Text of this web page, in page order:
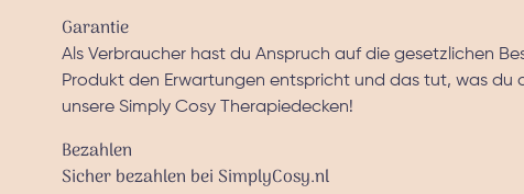
Garantie
Als Verbraucher hast du Anspruch auf die gesetzlichen
Produkt den Erwartungen entspricht und das tut, was
unsere Simply Cosy Therapiedecken!
Bezahlen
Sicher bezahlen bei SimplyCosy.nl